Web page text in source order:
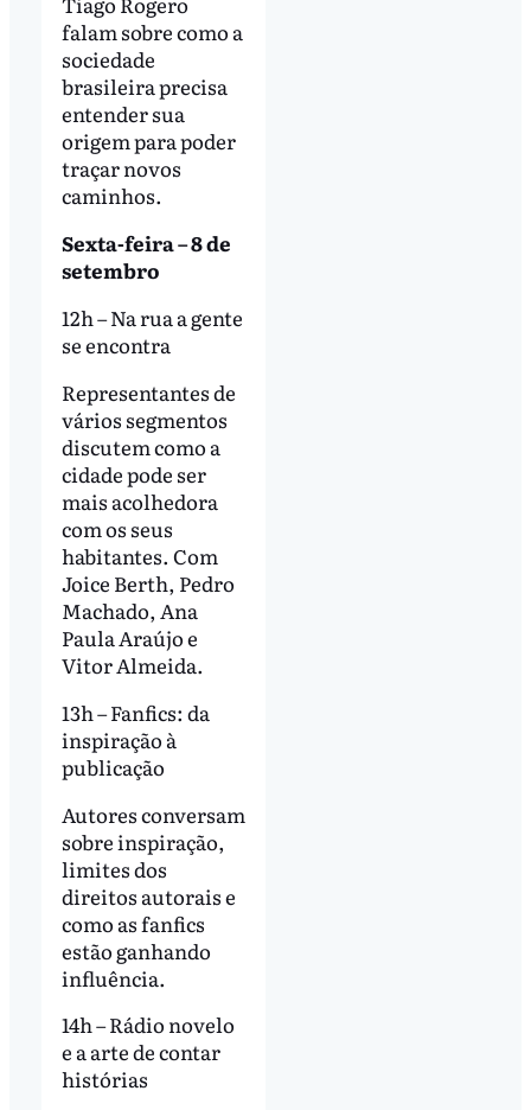
falam sobre como a
sociedade
brasileira precisa
entender sua
origem para poder
traçar novos
caminhos.
Sexta-feira – 8 de
setembro
12h – Na rua a gente
se encontra
Representantes de
vários segmentos
discutem como a
cidade pode ser
mais acolhedora
com os seus
habitantes. Com
Joice Berth, Pedro
Machado, Ana
Paula Araújo e
Vitor Almeida.
13h – Fanfics: da
inspiração à
publicação
Autores conversam
sobre inspiração,
limites dos
direitos autorais e
como as fanfics
estão ganhando
influência.
14h – Rádio novelo
e a arte de contar
histórias